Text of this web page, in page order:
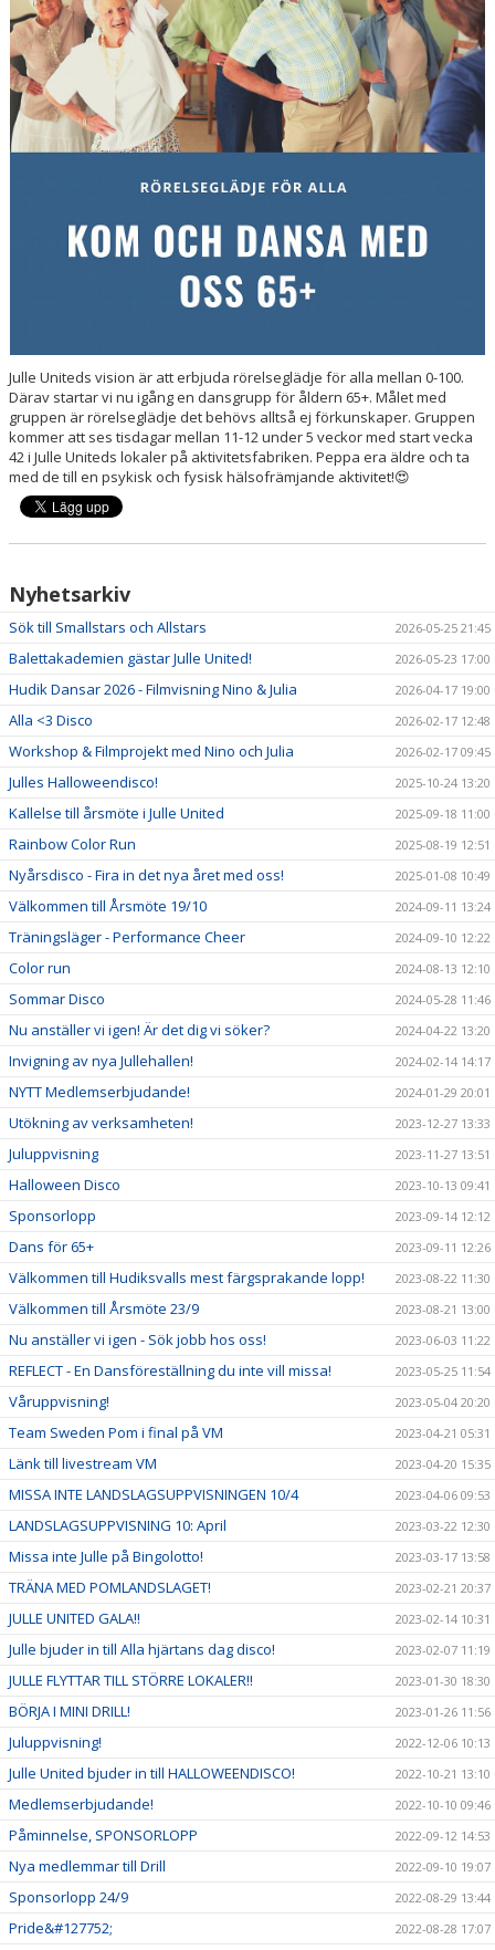
KONTAKT
VT2026
Julle Uniteds vision är att erbjuda rörelseglädje för alla mellan 0-100.
Därav startar vi nu igång en dansgrupp för åldern 65+. Målet med
gruppen är rörelseglädje det behövs alltså ej förkunskaper. Gruppen
kommer att ses tisdagar mellan 11-12 under 5 veckor med start vecka
42 i Julle Uniteds lokaler på aktivitetsfabriken. Peppa era äldre och ta
med de till en psykisk och fysisk hälsofrämjande aktivitet!😍
Nyhetsarkiv
Sök till Smallstars och Allstars 2026-05-25 21:45
Balettakademien gästar Julle United! 2026-05-23 17:00
Hudik Dansar 2026 - Filmvisning Nino & Julia 2026-04-17 19:00
Alla <3 Disco 2026-02-17 12:48
Workshop & Filmprojekt med Nino och Julia 2026-02-17 09:45
Julles Halloweendisco! 2025-10-24 13:20
Kallelse till årsmöte i Julle United 2025-09-18 11:00
Rainbow Color Run 2025-08-19 12:51
Nyårsdisco - Fira in det nya året med oss! 2025-01-08 10:49
Välkommen till Årsmöte 19/10 2024-09-11 13:24
Träningsläger - Performance Cheer 2024-09-10 12:22
Color run 2024-08-13 12:10
Sommar Disco 2024-05-28 11:46
Nu anställer vi igen! Är det dig vi söker? 2024-04-22 13:20
Invigning av nya Jullehallen! 2024-02-14 14:17
NYTT Medlemserbjudande! 2024-01-29 20:01
Utökning av verksamheten! 2023-12-27 13:33
Juluppvisning 2023-11-27 13:51
Halloween Disco 2023-10-13 09:41
Sponsorlopp 2023-09-14 12:12
Dans för 65+ 2023-09-11 12:26
Välkommen till Hudiksvalls mest färgsprakande lopp! 2023-08-22 11:30
Välkommen till Årsmöte 23/9 2023-08-21 13:00
Nu anställer vi igen - Sök jobb hos oss! 2023-06-03 11:22
REFLECT - En Dansföreställning du inte vill missa! 2023-05-25 11:54
Våruppvisning! 2023-05-04 20:20
Team Sweden Pom i final på VM 2023-04-21 05:31
Länk till livestream VM 2023-04-20 15:35
MISSA INTE LANDSLAGSUPPVISNINGEN 10/4 2023-04-06 09:53
LANDSLAGSUPPVISNING 10: April 2023-03-22 12:30
Missa inte Julle på Bingolotto! 2023-03-17 13:58
TRÄNA MED POMLANDSLAGET! 2023-02-21 20:37
JULLE UNITED GALA!! 2023-02-14 10:31
Julle bjuder in till Alla hjärtans dag disco! 2023-02-07 11:19
JULLE FLYTTAR TILL STÖRRE LOKALER!! 2023-01-30 18:30
BÖRJA I MINI DRILL! 2023-01-26 11:56
Juluppvisning! 2022-12-06 10:13
Julle United bjuder in till HALLOWEENDISCO! 2022-10-21 13:10
Medlemserbjudande! 2022-10-10 09:46
Påminnelse, SPONSORLOPP 2022-09-12 14:53
Nya medlemmar till Drill 2022-09-10 19:07
Sponsorlopp 24/9 2022-08-29 13:44
Pride&#127752; 2022-08-28 17:07